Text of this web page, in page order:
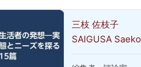
三枝 佐枝子
SAIGUSA Saeko